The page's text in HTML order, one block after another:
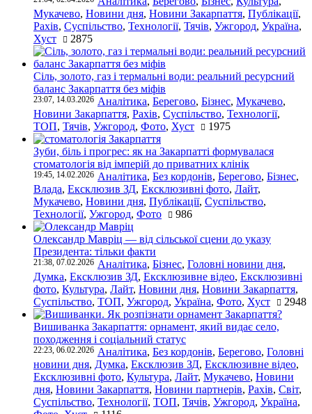
Мукачево, Новини дня, Новини Закарпаття, Публікації,
Рахів, Суспільство, Технології, Тячів, Ужгород, Україна,
Хуст
2875
Сіль, золото, газ і термальні води: реальний ресурсний
баланс Закарпаття без міфів
23:07, 14.03.2026 Аналітика, Берегово, Бізнес, Мукачево,
Новини Закарпаття, Рахів, Суспільство, Технології,
ТОП, Тячів, Ужгород, Фото, Хуст 1975
Зуби, біль і прогрес: як на Закарпатті формувалася
стоматологія від імперій до приватних клінік
19:45, 14.02.2026 Аналітика, Без кордонів, Берегово, Бізнес,
Влада, Ексклюзив ЗД, Ексклюзивні фото, Лайт,
Мукачево, Новини дня, Публікації, Суспільство,
Технології, Ужгород, Фото 986
Олександр Мавріц — від сільської сцени до указу
Президента: тільки факти
21:38, 07.02.2026 Аналітика, Бізнес, Головні новини дня,
Думка, Ексклюзив ЗД, Ексклюзивне відео, Ексклюзивні
фото, Культура, Лайт, Новини дня, Новини Закарпаття,
Суспільство, ТОП, Ужгород, Україна, Фото, Хуст 2948
Вишиванка Закарпаття: орнамент, який видає село,
походження і соціальний статус
22:23, 06.02.2026 Аналітика, Без кордонів, Берегово, Головні
новини дня, Думка, Ексклюзив ЗД, Ексклюзивне відео,
Ексклюзивні фото, Культура, Лайт, Мукачево, Новини
дня, Новини Закарпаття, Новини партнерів, Рахів, Світ,
Суспільство, Технології, ТОП, Тячів, Ужгород, Україна,